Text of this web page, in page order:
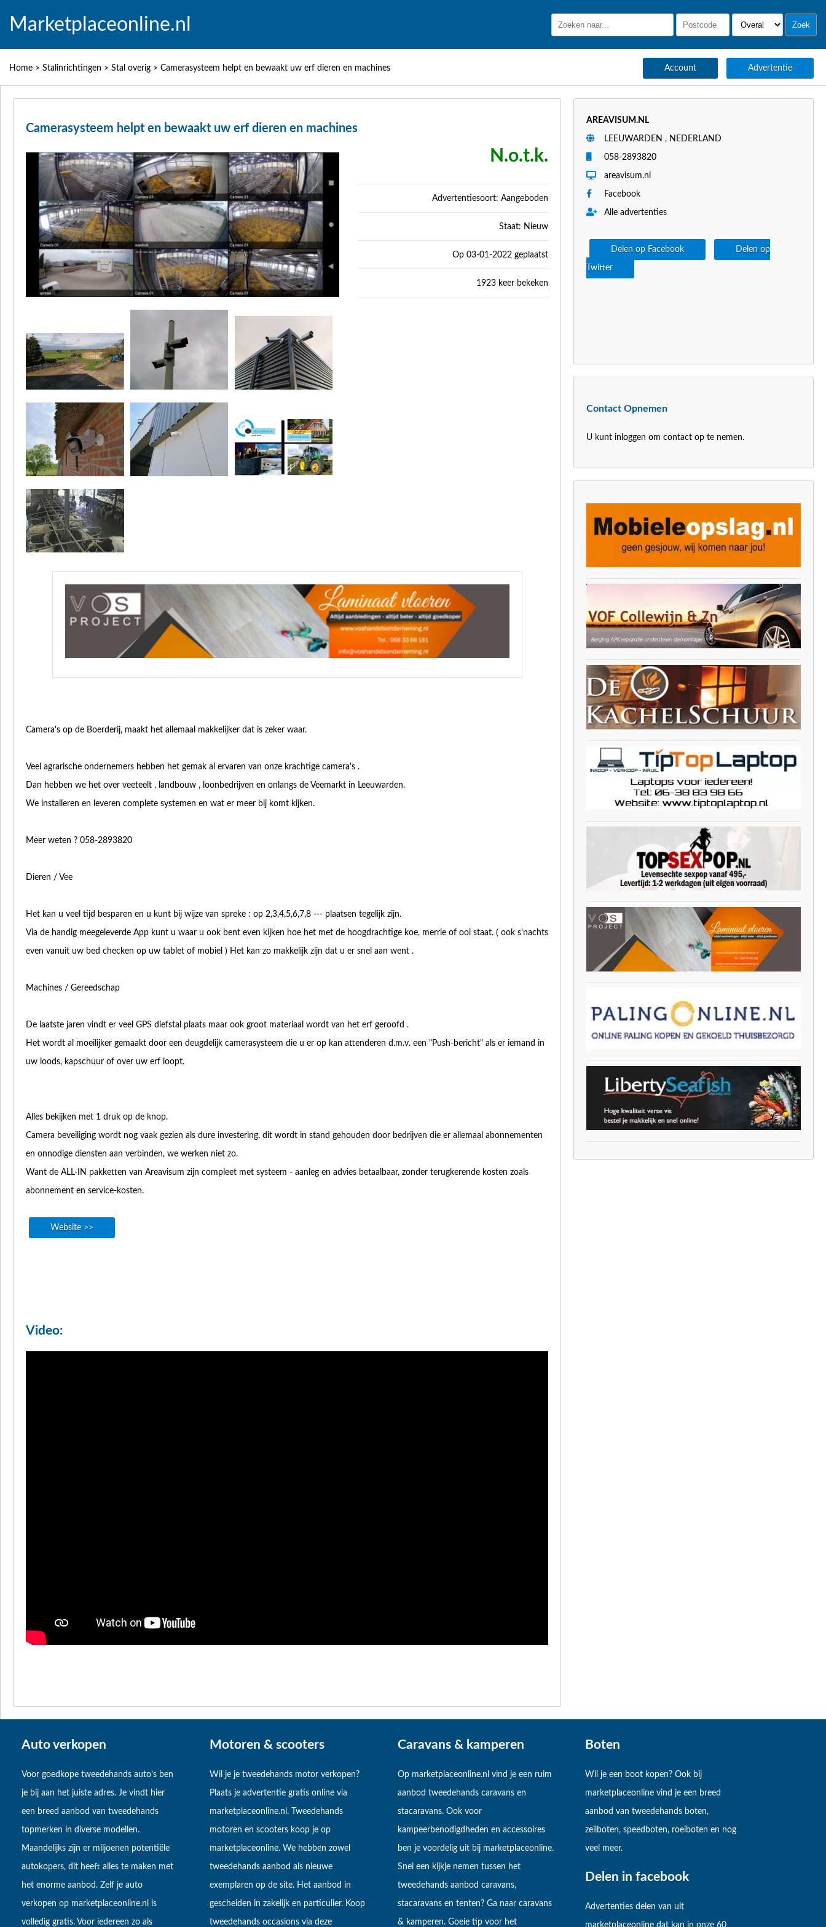
Marketplaceonline.nl
Home > Stalinrichtingen > Stal overig > Camerasysteem helpt en bewaakt uw erf dieren en machines Account Advertentie
Camerasysteem helpt en bewaakt uw erf dieren en machines
N.o.t.k.
Advertentiesoort: Aangeboden
Staat: Nieuw
Op 03-01-2022 geplaatst
1923 keer bekeken
Camera's op de Boerderij, maakt het allemaal makkelijker dat is zeker waar.
Veel agrarische ondernemers hebben het gemak al ervaren van onze krachtige camera's .
Dan hebben we het over veeteelt , landbouw , loonbedrijven en onlangs de Veemarkt in Leeuwarden.
We installeren en leveren complete systemen en wat er meer bij komt kijken.
Meer weten ? 058-2893820
Dieren / Vee
Het kan u veel tijd besparen en u kunt bij wijze van spreke : op 2,3,4,5,6,7,8 --- plaatsen tegelijk zijn.
Via de handig meegeleverde App kunt u waar u ook bent even kijken hoe het met de hoogdrachtige koe, merrie of ooi staat. ( ook s'nachts
even vanuit uw bed checken op uw tablet of mobiel ) Het kan zo makkelijk zijn dat u er snel aan went .
Machines / Gereedschap
De laatste jaren vindt er veel GPS diefstal plaats maar ook groot materiaal wordt van het erf geroofd .
Het wordt al moeilijker gemaakt door een deugdelijk camerasysteem die u er op kan attenderen d.m.v. een "Push-bericht" als er iemand in
uw loods, kapschuur of over uw erf loopt.
Alles bekijken met 1 druk op de knop.
Camera beveiliging wordt nog vaak gezien als dure investering, dit wordt in stand gehouden door bedrijven die er allemaal abonnementen
en onnodige diensten aan verbinden, we werken niet zo.
Want de ALL-IN pakketten van Areavisum zijn compleet met systeem - aanleg en advies betaalbaar, zonder terugkerende kosten zoals
abonnement en service-kosten.
Website >>
Video:
AREAVISUM.NL
LEEUWARDEN , NEDERLAND
058-2893820
areavisum.nl
Facebook
Alle advertenties
Delen op Facebook Delen op
Twitter
Contact Opnemen
U kunt inloggen om contact op te nemen.
Auto verkopen
Voor goedkope tweedehands auto’s ben
je bij aan het juiste adres. Je vindt hier
een breed aanbod van tweedehands
topmerken in diverse modellen.
Maandelijks zijn er miljoenen potentiële
autokopers, dit heeft alles te maken met
het enorme aanbod. Zelf je auto
verkopen op marketplaceonline.nl is
volledig gratis. Voor iedereen zo als
Motoren & scooters
Wil je je tweedehands motor verkopen?
Plaats je advertentie gratis online via
marketplaceonline.nl. Tweedehands
motoren en scooters koop je op
marketplaceonline. We hebben zowel
tweedehands aanbod als nieuwe
exemplaren op de site. Het aanbod in
gescheiden in zakelijk en particulier. Koop
tweedehands occasions via deze
Caravans & kamperen
Op marketplaceonline.nl vind je een ruim
aanbod tweedehands caravans en
stacaravans. Ook voor
kampeerbenodigdheden en accessoires
ben je voordelig uit bij marketplaceonline.
Snel een kijkje nemen tussen het
tweedehands aanbod caravans,
stacaravans en tenten? Ga naar caravans
& kamperen. Goeie tip voor het
Boten
Wil je een boot kopen? Ook bij
marketplaceonline vind je een breed
aanbod van tweedehands boten,
zeilboten, speedboten, roeiboten en nog
veel meer.
Delen in facebook
Advertenties delen van uit
marketplaceonline dat kan in onze 60